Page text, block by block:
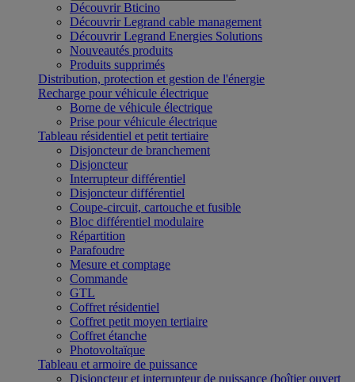
Découvrir Bticino
Découvrir Legrand cable management
Découvrir Legrand Energies Solutions
Nouveautés produits
Produits supprimés
Distribution, protection et gestion de l'énergie
Recharge pour véhicule électrique
Borne de véhicule électrique
Prise pour véhicule électrique
Tableau résidentiel et petit tertiaire
Disjoncteur de branchement
Disjoncteur
Interrupteur différentiel
Disjoncteur différentiel
Coupe-circuit, cartouche et fusible
Bloc différentiel modulaire
Répartition
Parafoudre
Mesure et comptage
Commande
GTL
Coffret résidentiel
Coffret petit moyen tertiaire
Coffret étanche
Photovoltaïque
Tableau et armoire de puissance
Disjoncteur et interrupteur de puissance (boîtier ouvert